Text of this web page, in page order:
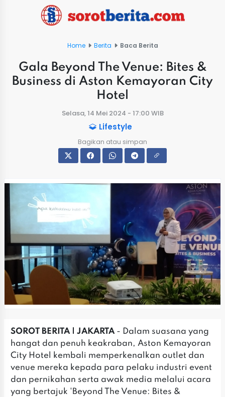
Home Berita Baca Berita
Gala Beyond The Venue: Bites &
Business di Aston Kemayoran City
Hotel
Selasa, 14 Mei 2024 - 17:00 WIB
Lifestyle
Bagikan atau simpan
SOROT BERITA | JAKARTA- Dalam suasana yang
hangat dan penuh keakraban, Aston Kemayoran
City Hotel kembali memperkenalkan outlet dan
venue mereka kepada para pelaku industri event
dan pernikahan serta awak media melalui acara
yang bertajuk 'Beyond The Venue: Bites &